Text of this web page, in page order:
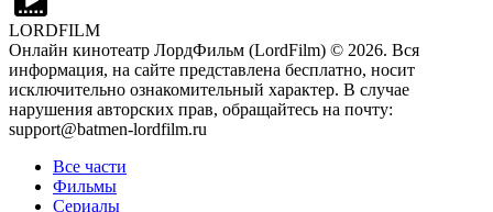
LORDFILM
Онлайн кинотеатр ЛордФильм (LordFilm) © 2026. Вся
информация, на сайте представлена бесплатно, носит
исключительно ознакомительный характер. В случае
нарушения авторских прав, обращайтесь на почту:
support@batmen-lordfilm.ru
Все части
Фильмы
Сериалы